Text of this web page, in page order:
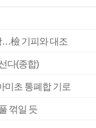
…檢 기피와 대조
다(종합)
미초 통폐합 기로
꺾일 듯